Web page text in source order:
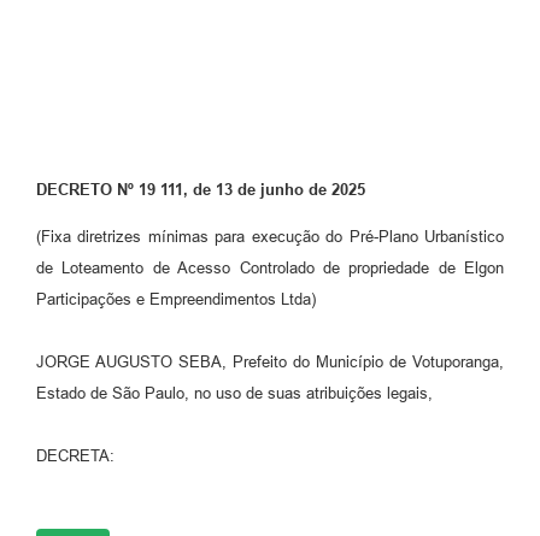
Agenda
Contato
DECRETO Nº 19 111, de 13 de junho de 2025
(Fixa diretrizes mínimas para execução do Pré-Plano Urbanístico
de Loteamento de Acesso Controlado de propriedade de Elgon
Participações e Empreendimentos Ltda)
JORGE AUGUSTO SEBA, Prefeito do Município de Votuporanga,
Estado de São Paulo, no uso de suas atribuições legais,
DECRETA: